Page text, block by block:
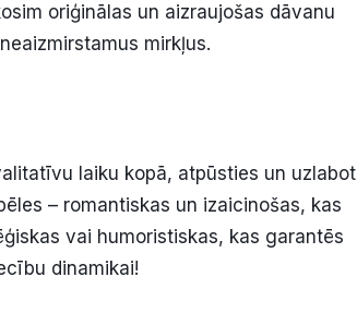
oriģinālas un aizraujošas dāvanu
mirkļus.
laiku kopā, atpūsties un uzlabot
– romantiskas un izaicinošas, kas
vai humoristiskas, kas garantēs
dinamikai!